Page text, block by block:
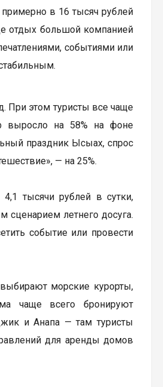
в 16 тысяч рублей
отдых большой компанией
событиями или
При этом туристы все чаще
выросло на 58% на фоне
праздник Ысыах, спрос
— на 25%.
тысячи рублей в сутки,
сценарием летнего досуга.
событие или провести
морские курорты,
чаще всего бронируют
и Анапа — там туристы
для аренды домов